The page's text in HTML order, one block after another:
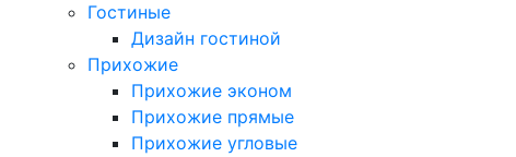
Гостиные
Дизайн гостиной
Прихожие
Прихожие эконом
Прихожие прямые
Прихожие угловые